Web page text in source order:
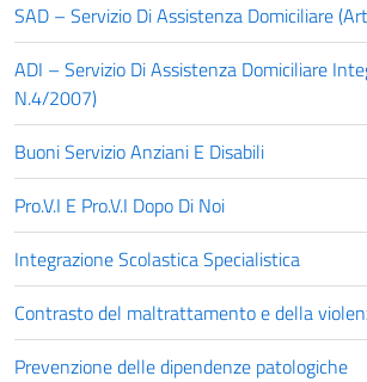
SAD – Servizio Di Assistenza Domiciliare
ADI – Servizio Di Assistenza Domiciliare
N.4/2007)
Buoni Servizio Anziani E Disabili
Pro.V.I E Pro.V.I Dopo Di Noi
Integrazione Scolastica Specialistica
Contrasto del maltrattamento e della
Prevenzione delle dipendenze patologiche